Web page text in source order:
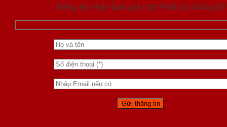
Đăng ký nhận báo giá mới nhất từ chúng tôi